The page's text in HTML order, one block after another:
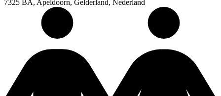
7325 BA, Apeldoorn, Gelderland, Nederland